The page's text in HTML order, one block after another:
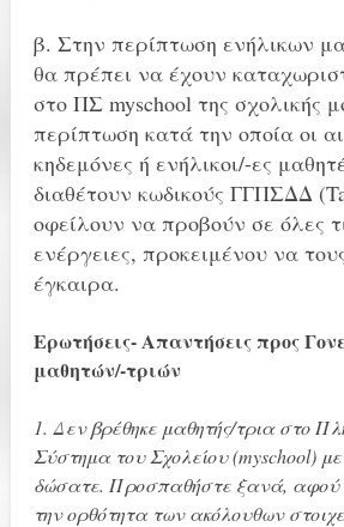
β. Στην περίπτωση ενήλικων
θα πρέπει να έχουν
στο ΠΣ myschool της σχολικής
περίπτωση κατά την οποία οι
κηδεμόνες ή ενήλικοι/-ες
διαθέτουν κωδικούς ΓΓΠΣΔΔ
οφείλουν να προβούν σε όλες
ενέργειες, προκειμένου να
έγκαιρα.
Ερωτήσεις- Απαντήσεις προς
μαθητών/-τριών
1. Δεν βρέθηκε μαθητής/τρια στο
Σύστημα του Σχολείου (myschool)
δώσατε. Προσπαθήστε ξανά, αφού
την ορθότητα των ακόλουθων